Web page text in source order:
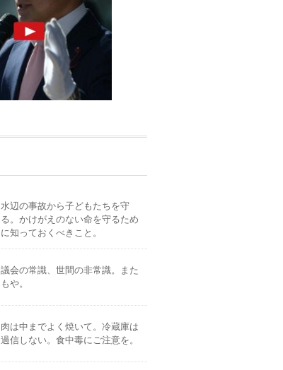
水辺の事故から子どもたちを守
る。かけがえのない命を守るため
に知っておくべきこと。
議会の常識、世間の非常識。また
もや。
肉は中までよく焼いて。冷蔵庫は
過信しない。食中毒にご注意を。